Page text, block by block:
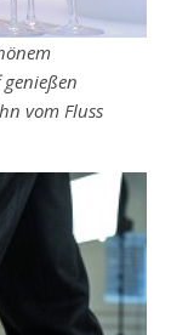
vom Fluss